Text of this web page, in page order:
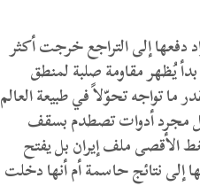
دفعها إلى التراجع خرجت أكثر
يُظهر مقاومة صلبة لمنطق
ما تواجه تحوّلاً في طبيعة العالم
بل مجرد أدوات تصطدم بسقف
الأقصى ملف إيران بل يفتح
إلى نتائج حاسمة أم أنها دخلت